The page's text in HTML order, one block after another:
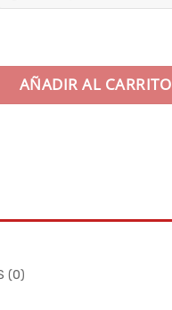
120 cantidad
AÑADIR AL CARRITO
(0)